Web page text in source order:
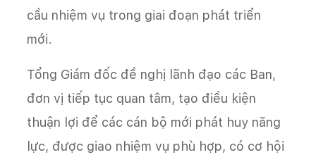
cầu nhiệm vụ trong giai đoạn phát triển
mới.
Tổng Giám đốc đề nghị lãnh đạo các Ban,
đơn vị tiếp tục quan tâm, tạo điều kiện
thuận lợi để các cán bộ mới phát huy năng
lực, được giao nhiệm vụ phù hợp, có cơ hội